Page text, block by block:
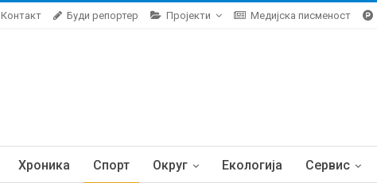
Контакт Буди репортер Пројекти Медијска писменост
Хроника Спорт Округ Екологија Сервис